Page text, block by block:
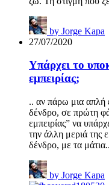
by Jorge Kapa
27/07/2020
Υπάρχει το
εμπειρίας;
.. αν πάρω μια απλή
δένδρο, σε πρώτη
εμπειρίας” να
την άλλη μεριά της
δένδρο, με τα
by Jorge Kapa